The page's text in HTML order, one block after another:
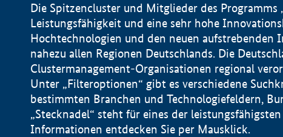
Die Spitzencluster und Mitglieder des
Leistungsfähigkeit und eine sehr hohe
Hochtechnologien und den neuen
nahezu allen Regionen Deutschlands. Die
Clustermanagement-Organisationen regional
Unter „Filteroptionen“ gibt es verschiedene
bestimmten Branchen und Technologiefeldern,
„Stecknadel“ steht für eines der
Informationen entdecken Sie per Mausklick.